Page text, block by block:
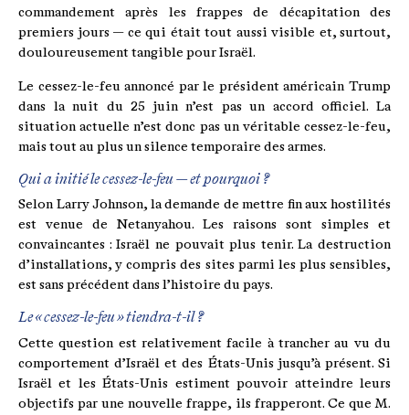
commandement après les frappes de décapitation des
premiers jours — ce qui était tout aussi visible et, surtout,
douloureusement tangible pour Israël.
Le cessez-le-feu annoncé par le président américain Trump
dans la nuit du 25 juin n’est pas un accord officiel. La
situation actuelle n’est donc pas un véritable cessez-le-feu,
mais tout au plus un silence temporaire des armes.
Qui a initié le cessez-le-feu — et pourquoi ?
Selon Larry Johnson, la demande de mettre fin aux hostilités
est venue de Netanyahou. Les raisons sont simples et
convaincantes : Israël ne pouvait plus tenir. La destruction
d’installations, y compris des sites parmi les plus sensibles,
est sans précédent dans l’histoire du pays.
Le « cessez-le-feu » tiendra-t-il ?
Cette question est relativement facile à trancher au vu du
comportement d’Israël et des États-Unis jusqu’à présent. Si
Israël et les États-Unis estiment pouvoir atteindre leurs
objectifs par une nouvelle frappe, ils frapperont. Ce que M.